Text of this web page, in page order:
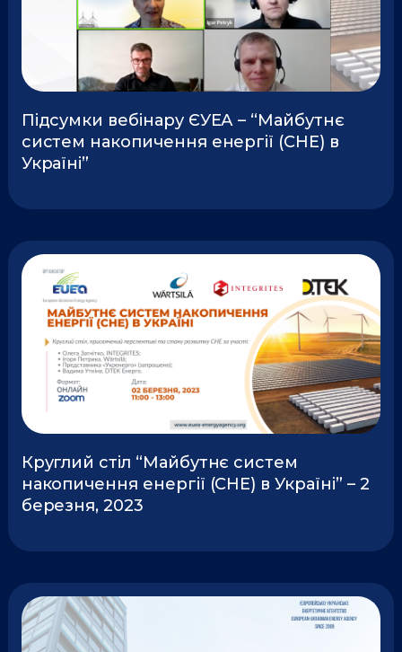
Підсумки вебінару ЄУЕА – “Майбутнє
систем накопичення енергії (СНЕ) в
Україні”
Круглий стіл “Майбутнє систем
накопичення енергії (СНЕ) в Україні” – 2
березня, 2023